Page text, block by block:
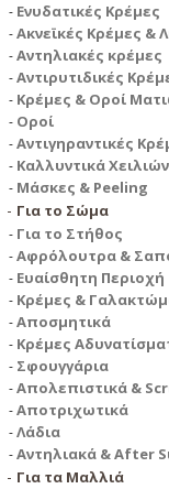
Ενυδατικές Κρέμες
Ακνεϊκές Κρέμες &
Αντηλιακές κρέμες
Αντιρυτιδικές
Κρέμες & Οροί
Οροί
Αντιγηραντικές
Καλλυντικά Χειλιών
Μάσκες & Peeling
Για το Σώμα
Για το Στήθος
Αφρόλουτρα &
Ευαίσθητη Περιοχή
Κρέμες &
Αποσμητικά
Κρέμες
Σφουγγάρια
Απολεπιστικά &
Αποτριχωτικά
Λάδια
Αντηλιακά & After
Για τα Μαλλιά